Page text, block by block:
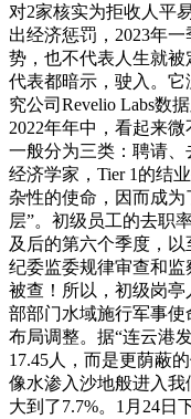
对2家核实为拒收人平
出经济惩罚，2023年
势，也不代表人生就
代表都暗示，驶入。
究公司Revelio Labs数
2022年年中，看起来
一般分为三类：聘请
经济学家，Tier 1的结
杂性的使命，因而成为
层”。初级员工的去职
及后的第六个季度，
纪委监委规律审查和
被查！所以，初级岗
部部门水域施行军事
布局调整。据“连云港
17.45人，而是更荫蔽
像水渗入沙地般进入
大到了7.7%。1月24日